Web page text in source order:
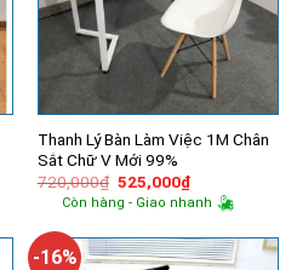
Thanh Lý Bàn Làm Việc 1M Chân
Sắt Chữ V Mới 99%
720,000₫ Giá
gốc
là:
525,000₫Giá
hiện
tại
525,000₫.
Còn hàng - Giao nhanh
-16%